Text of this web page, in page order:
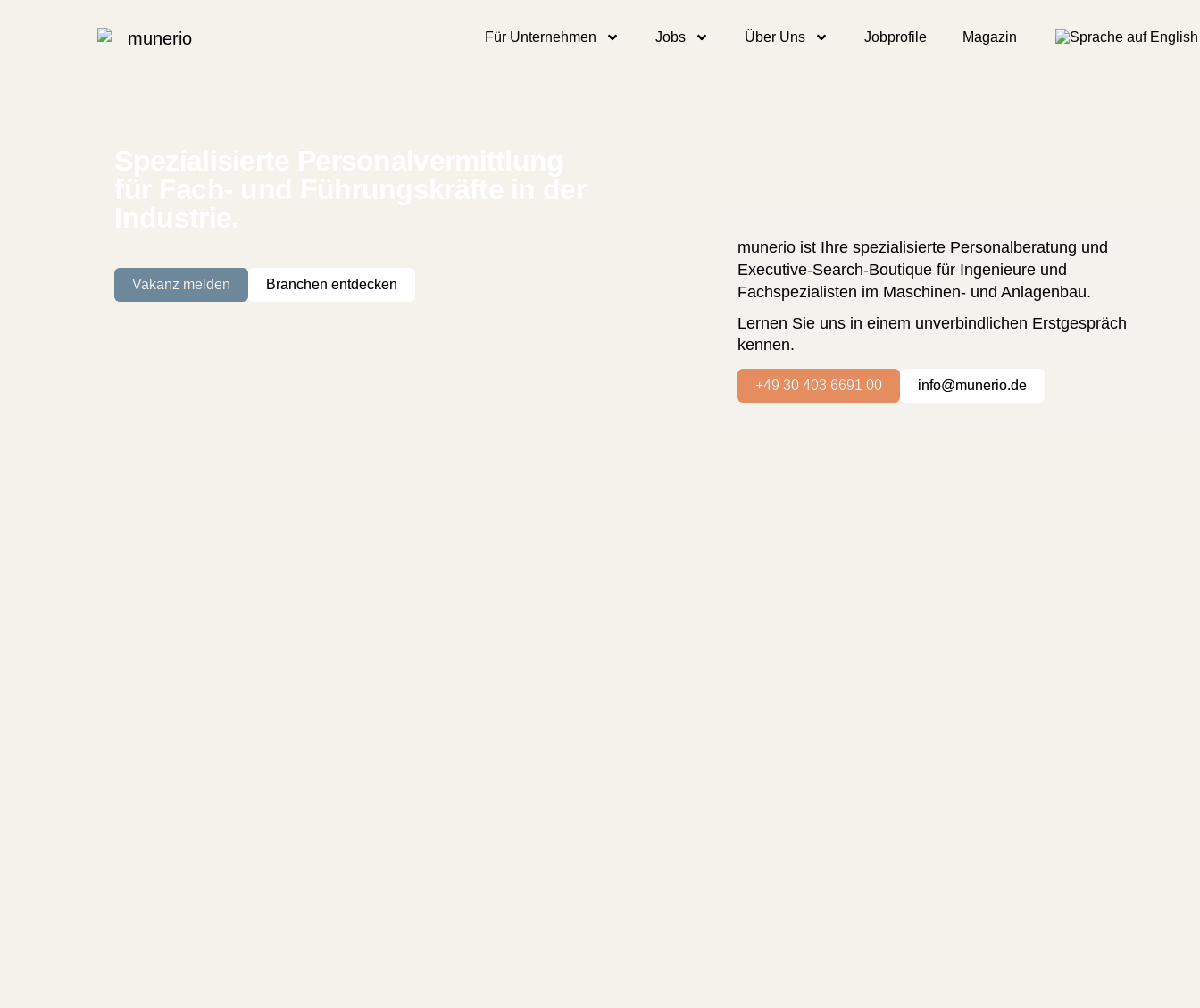
Für Unternehmen Jobs Über Uns Jobprofile Magazin
Vakanz melden Branchen entdecken
munerio ist Ihre spezialisierte Personalberatung und
Executive-Search-Boutique für Ingenieure und
Fachspezialisten im Maschinen- und Anlagenbau.
Lernen Sie uns in einem unverbindlichen Erstgespräch
kennen.
+49 30 403 6691 00 info@munerio.de